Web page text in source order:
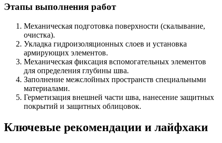
Этапы выполнения работ
Механическая подготовка поверхности (скалывание,
очистка).
Укладка гидроизоляционных слоев и установка
армирующих элементов.
Механическая фиксация вспомогательных элементов
для определения глубины шва.
Заполнение межслойных пространств специальными
материалами.
Герметизация внешней части шва, нанесение защитных
покрытий и защитных облицовок.
Ключевые рекомендации и лайфхаки